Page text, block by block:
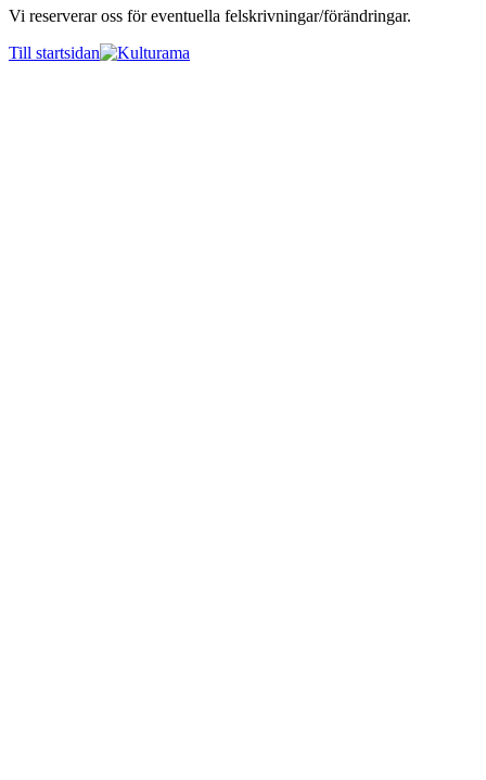
Vi reserverar oss för eventuella felskrivningar/förändringar.
Till startsidan